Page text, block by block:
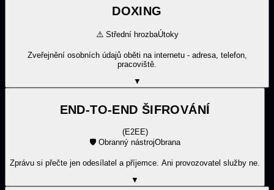
DOXING
⚠️ Střední hrozbaÚtoky
Zveřejnění osobních údajů oběti na internetu - adresa, telefon,
pracoviště.
▼
END-TO-END ŠIFROVÁNÍ
(E2EE)
🛡️ Obranný nástrojObrana
Zprávu si přečte jen odesílatel a příjemce. Ani provozovatel služby ne.
▼